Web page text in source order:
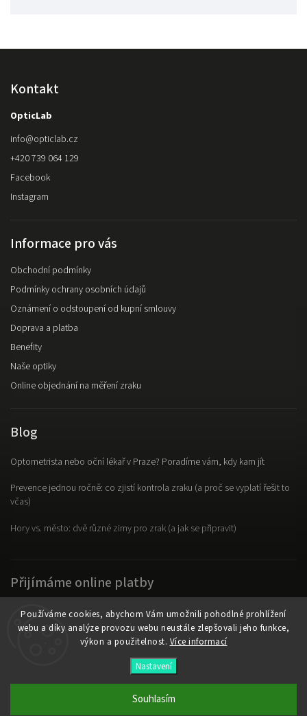
Používáme cookies, abychom Vám umožnili pohodlné prohlížení
webu a díky analýze provozu webu neustále zlepšovali jeho funkce,
výkon a použitelnost. Více informací
Nastavení
Souhlasím
Kontakt
OpticLab
info@opticlab.cz
+420 739 064 129
Facebook
Instagram
Informace pro vás
Obchodní podmínky
Podmínky ochrany osobních údajů
Oznámení o odstoupení od kupní smlouvy
Doprava a platba
Benefity
Naše optiky
Online objednání na měření zraku
Blog
Optometrista nebo oční lékař v Praze? Poradíme vám, kdy kam jít
Prevence jednou ročně: co zjistí kontrola zraku (a proč se vyplatí řešit to
včas)
Hory vs. město: dvě různé zimy pro zrak (a jak se připravit)
Přijímáme online platby
OpticLab. Všechna práva vyhrazena.